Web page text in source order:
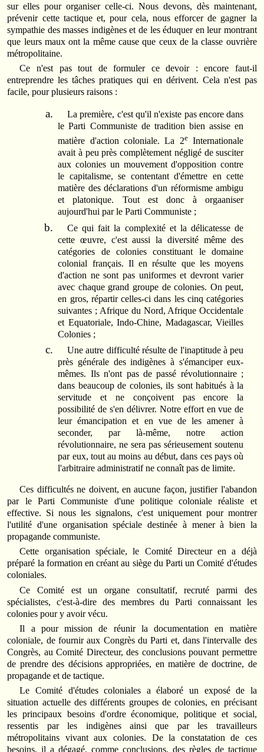
sur elles pour organiser celle-ci. Nous devons, dès maintenant,
prévenir cette tactique et, pour cela, nous efforcer de gagner la
sympathie des masses indigènes et de les éduquer en leur montrant
que leurs maux ont la même cause que ceux de la classe ouvrière
métropolitaine.
Ce n'est pas tout de formuler ce devoir : encore faut-il
entreprendre les tâches pratiques qui en dérivent. Cela n'est pas
facile, pour plusieurs raisons :
La première, c'est qu'il n'existe pas encore dans
le Parti Communiste de tradition bien assise en
matière d'action coloniale. La 2eInternationale
avait à peu près complètement négligé de susciter
aux colonies un mouvement d'opposition contre
le capitalisme, se contentant d'émettre en cette
matière des déclarations d'un réformisme ambigu
et platonique. Tout est donc à orgaaniser
aujourd'hui par le Parti Communiste ;
Ce qui fait la complexité et la délicatesse de
cette œuvre, c'est aussi la diversité même des
catégories de colonies constituant le domaine
colonial français. Il en résulte que les moyens
d'action ne sont pas uniformes et devront varier
avec chaque grand groupe de colonies. On peut,
en gros, répartir celles-ci dans les cinq catégories
suivantes ; Afrique du Nord, Afrique Occidentale
et Equatoriale, Indo-Chine, Madagascar, Vieilles
Colonies ;
Une autre difficulté résulte de l'inaptitude à peu
près générale des indigènes à s'émanciper eux-
mêmes. Ils n'ont pas de passé révolutionnaire ;
dans beaucoup de colonies, ils sont habitués à la
servitude et ne conçoivent pas encore la
possibilité de s'en délivrer. Notre effort en vue de
leur émancipation et en vue de les amener à
seconder, par là-même, notre action
révolutionnaire, ne sera pas sérieusement soutenu
par eux, tout au moins au début, dans ces pays où
l'arbitraire administratif ne connaît pas de limite.
Ces difficultés ne doivent, en aucune façon, justifier l'abandon
par le Parti Communiste d'une politique coloniale réaliste et
effective. Si nous les signalons, c'est uniquement pour montrer
l'utilité d'une organisation spéciale destinée à mener à bien la
propagande communiste.
Cette organisation spéciale, le Comité Directeur en a déjà
préparé la formation en créant au siège du Parti un Comité d'études
coloniales.
Ce Comité est un organe consultatif, recruté parmi des
spécialistes, c'est-à-dire des membres du Parti connaissant les
colonies pour y avoir vécu.
Il a pour mission de réunir la documentation en matière
coloniale, de fournir aux Congrès du Parti et, dans l'intervalle des
Congrès, au Comité Directeur, des conclusions pouvant permettre
de prendre des décisions appropriées, en matière de doctrine, de
propagande et de tactique.
Le Comité d'études coloniales a élaboré un exposé de la
situation actuelle des différents groupes de colonies, en précisant
les principaux besoins d'ordre économique, politique et social,
ressentis par les indigènes ainsi que par les travailleurs
métropolitains vivant aux colonies. De la constatation de ces
besoins, il a dégagé, comme conclusions, des règles de tactique